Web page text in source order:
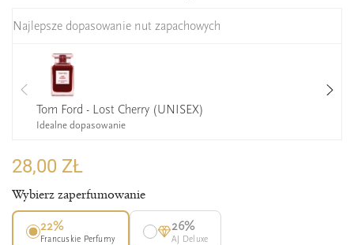
Najlepsze dopasowanie nut zapachowych
Tom Ford - Lost Cherry (UNISEX)
Idealne dopasowanie
28,00 ZŁ
Wybierz zaperfumowanie
22%
Francuskie Perfumy
26%
AJ Deluxe